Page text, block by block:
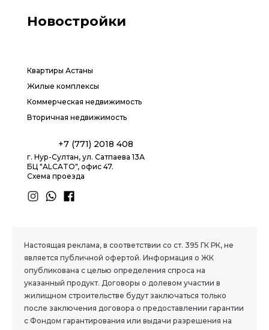
Новостройки
Квартиры Астаны
Жилые комплексы
Коммерческая недвижимость
Вторичная недвижимость
+7 (771) 2018 408
г. Нур-Султан, ул. Сатпаева 13А
БЦ "ALCATO", офис 47.
Схема проезда
Настоящая реклама, в соответствии со ст. 395 ГК РК, не
является публичной офертой. Информация о ЖК
опубликована с целью определения спроса на
указанный продукт. Договоры о долевом участии в
жилищном строительстве будут заключаться только
после заключения договора о предоставлении гарантии
с Фондом гарантирования или выдачи разрешения на